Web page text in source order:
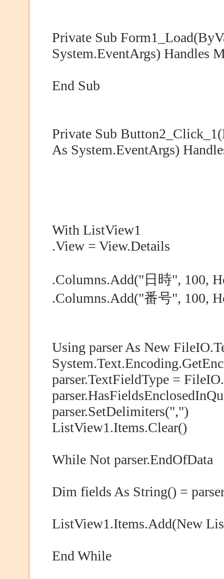
Private Sub
System.EventArgs) Handles
End Sub
Private Sub
As System.EventArgs)
With ListView1
.View = View.Details
.Columns.Add("日時", 100,
.Columns.Add("番号", 100,
Using parser As New
parser.TextFieldType =
parser.SetDelimiters(",")
ListView1.Items.Clear()
While Not parser.EndOfData
Dim fields As String() =
ListView1.Items.Add(New
End While